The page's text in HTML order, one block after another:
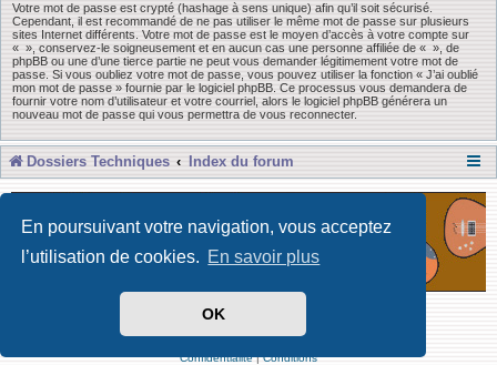
En poursuivant votre navigation, vous acceptez
l’utilisation de cookies. En savoir plus
OK
Votre mot de passe est crypté (hashage à sens unique) afin qu’il soit sécurisé.
Cependant, il est recommandé de ne pas utiliser le même mot de passe sur plusieurs
sites Internet différents. Votre mot de passe est le moyen d’accès à votre compte sur
« », conservez-le soigneusement et en aucun cas une personne affiliée de « », de
phpBB ou une d’une tierce partie ne peut vous demander légitimement votre mot de
passe. Si vous oubliez votre mot de passe, vous pouvez utiliser la fonction « J’ai oublié
mon mot de passe » fournie par le logiciel phpBB. Ce processus vous demandera de
fournir votre nom d’utilisateur et votre courriel, alors le logiciel phpBB générera un
nouveau mot de passe qui vous permettra de vous reconnecter.
Dossiers Techniques Index du forum
Développé par Forum Software © phpBB Limited
Traduit par phpBB-fr
Confidentialité|Conditions